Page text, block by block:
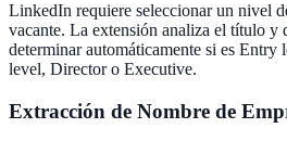
LinkedIn requiere seleccionar un nivel
vacante. La extensión analiza el título y
determinar automáticamente si es
level, Director o Executive.
Extracción de Nombre de